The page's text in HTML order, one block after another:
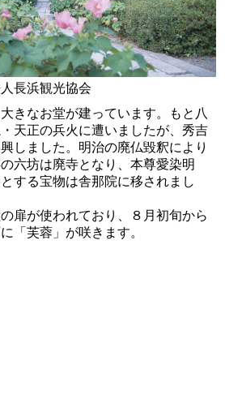
長浜観光協会
きなお堂が建っています。もと八
天正の兵火に遭いましたが、秀吉
しました。明治の廃仏毀釈により
六坊は廃寺となり、本尊愛染明
する宝物は舎那院に移されまし
扉が使われており、８月初旬から
「芙蓉」が咲きます。